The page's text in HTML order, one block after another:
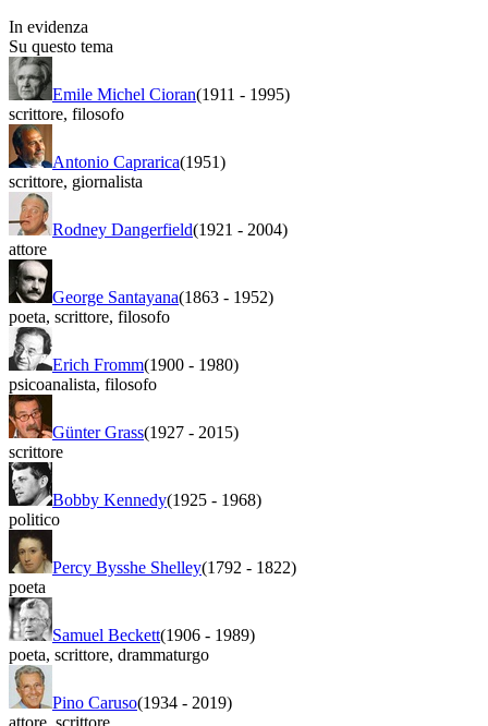
In evidenza
Su questo tema
Emile Michel Cioran(1911 - 1995)
scrittore, filosofo
Antonio Caprarica(1951)
scrittore, giornalista
Rodney Dangerfield(1921 - 2004)
attore
George Santayana(1863 - 1952)
poeta, scrittore, filosofo
Erich Fromm(1900 - 1980)
psicoanalista, filosofo
Günter Grass(1927 - 2015)
scrittore
Bobby Kennedy(1925 - 1968)
politico
Percy Bysshe Shelley(1792 - 1822)
poeta
Samuel Beckett(1906 - 1989)
poeta, scrittore, drammaturgo
Pino Caruso(1934 - 2019)
attore scrittore